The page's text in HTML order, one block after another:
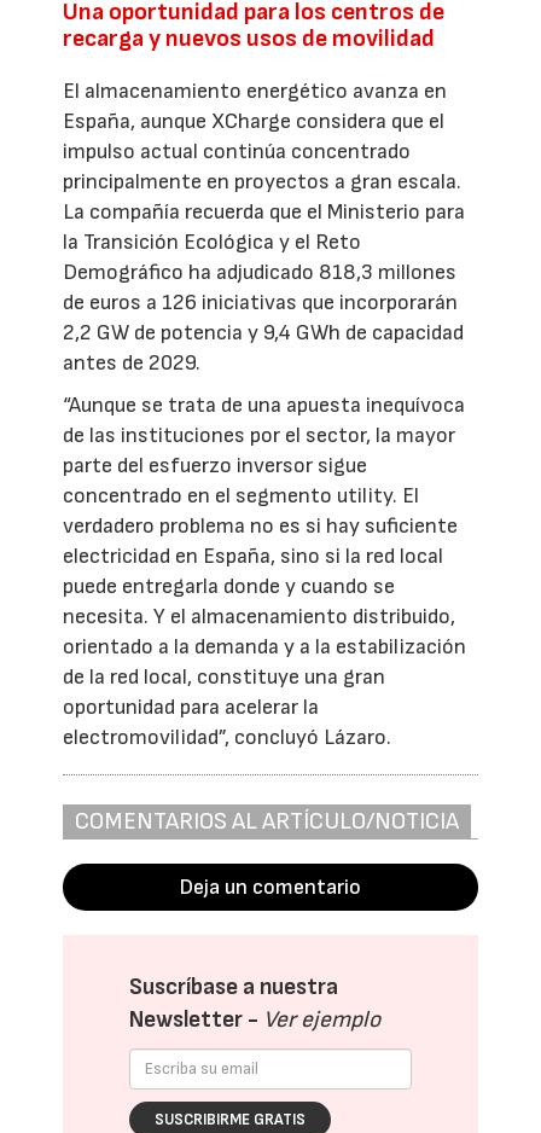
Una oportunidad para los centros de
recarga y nuevos usos de movilidad
El almacenamiento energético avanza en
España, aunque XCharge considera que el
impulso actual continúa concentrado
principalmente en proyectos a gran escala.
La compañía recuerda que el Ministerio para
la Transición Ecológica y el Reto
Demográfico ha adjudicado 818,3 millones
de euros a 126 iniciativas que incorporarán
2,2 GW de potencia y 9,4 GWh de capacidad
antes de 2029.
“Aunque se trata de una apuesta inequívoca
de las instituciones por el sector, la mayor
parte del esfuerzo inversor sigue
concentrado en el segmento utility. El
verdadero problema no es si hay suficiente
electricidad en España, sino si la red local
puede entregarla donde y cuando se
necesita. Y el almacenamiento distribuido,
orientado a la demanda y a la estabilización
de la red local, constituye una gran
oportunidad para acelerar la
electromovilidad”, concluyó Lázaro.
COMENTARIOS AL ARTÍCULO/NOTICIA
Deja un comentario
Suscríbase a nuestra
Newsletter - Ver ejemplo
SUSCRIBIRME GRATIS